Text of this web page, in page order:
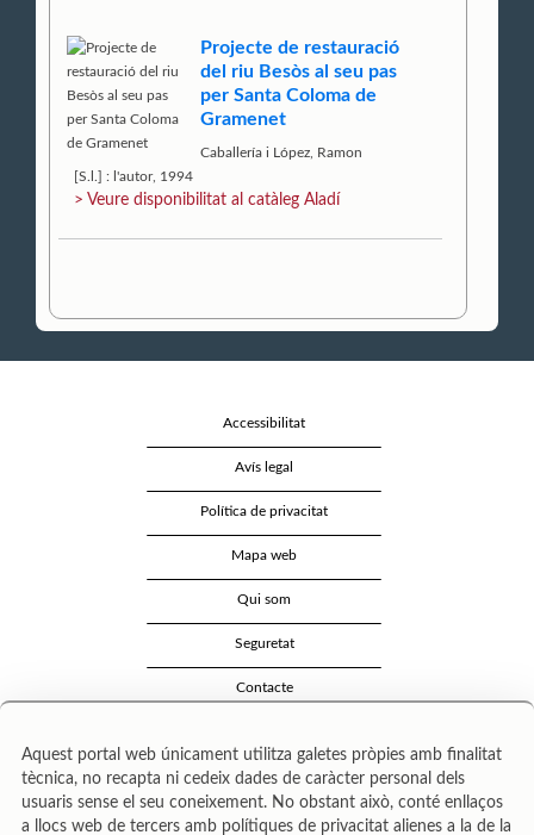
Projecte de restauració
del riu Besòs al seu pas
per Santa Coloma de
Gramenet
Caballería i López, Ramon
[S.l.] : l'autor, 1994
> Veure disponibilitat al catàleg Aladí
Accessibilitat
Avís legal
Política de privacitat
Mapa web
Qui som
Seguretat
Contacte
Aquest portal web únicament utilitza galetes pròpies amb finalitat
tècnica, no recapta ni cedeix dades de caràcter personal dels
usuaris sense el seu coneixement. No obstant això, conté enllaços
a llocs web de tercers amb polítiques de privacitat alienes a la de la